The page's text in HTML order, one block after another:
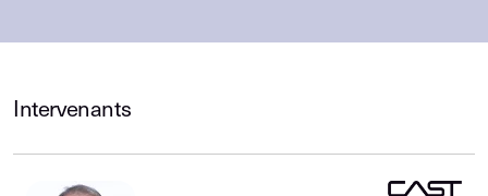
Intervenants